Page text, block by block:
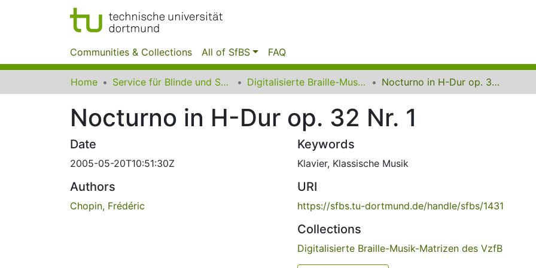
Communities & Collections All of SfBS FAQ
Home Service für Blinde und Sehbehinderte der UB Dortmund Digitalisierte Braille-Musik-Matrizen des VzfB Nocturno in H-Dur op. 32 Nr. 1
Nocturno in H-Dur op. 32 Nr. 1
Date
2005-05-20T10:51:30Z
Authors
Chopin, Frédéric
Keywords
Klavier, Klassische Musik
URI
https://sfbs.tu-dortmund.de/handle/sfbs/1431
Collections
Digitalisierte Braille-Musik-Matrizen des VzfB